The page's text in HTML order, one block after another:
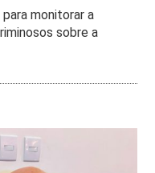
monitorar a
sobre a